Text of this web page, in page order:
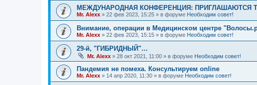
МЕЖДУНАРОДНАЯ КОНФЕРЕНЦИЯ: ПРИГЛАШАЮТСЯ
Mr. Alexx » 22 фев 2023, 15:25 » в форуме Необходим совет!
Внимание, операции в Медицинском центре
Mr. Alexx » 22 фев 2023, 15:15 » в форуме Необходим совет!
29-й, "ГИБРИДНЫЙ"…
Mr. Alexx » 28 окт 2021, 11:00 » в форуме Необходим совет!
Пандемия не помеха. Консультируем online
Mr. Alexx » 14 апр 2020, 11:30 » в форуме Необходим совет!